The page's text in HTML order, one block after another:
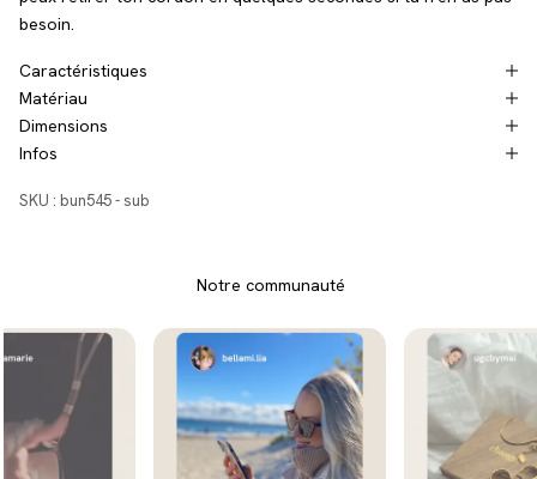
besoin.
Caractéristiques
Matériau
Dimensions
Infos
SKU : bun545 - sub
Notre communauté